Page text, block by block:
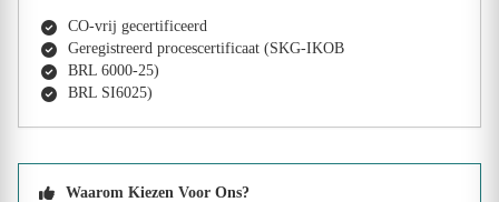
CO-vrij gecertificeerd
Geregistreerd procescertificaat (SKG-IKOB
BRL 6000-25)
BRL SI6025)
Waarom Kiezen Voor Ons?